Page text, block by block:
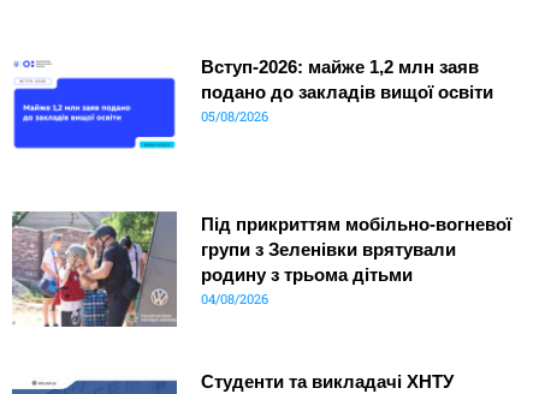
Вступ-2026: майже 1,2 млн заяв
подано до закладів вищої освіти
05/08/2026
Під прикриттям мобільно-вогневої
групи з Зеленівки врятували
родину з трьома дітьми
04/08/2026
Студенти та викладачі ХНТУ